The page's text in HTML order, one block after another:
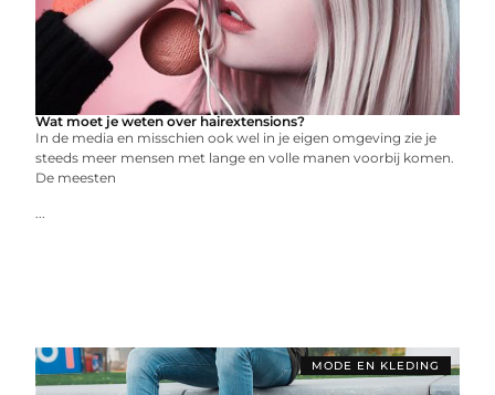
Wat moet je weten over hairextensions?
In de media en misschien ook wel in je eigen omgeving zie je
steeds meer mensen met lange en volle manen voorbij komen.
De meesten
...
MODE EN KLEDING